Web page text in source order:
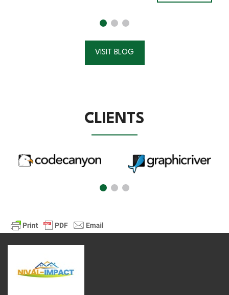
VISIT BLOG
CLIENTS